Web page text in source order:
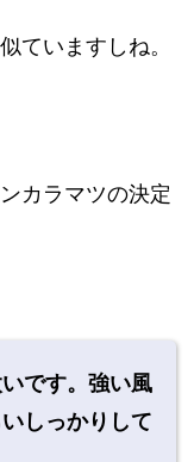
ていますしね。
カラマツの決定
です。強い風
しっかりして